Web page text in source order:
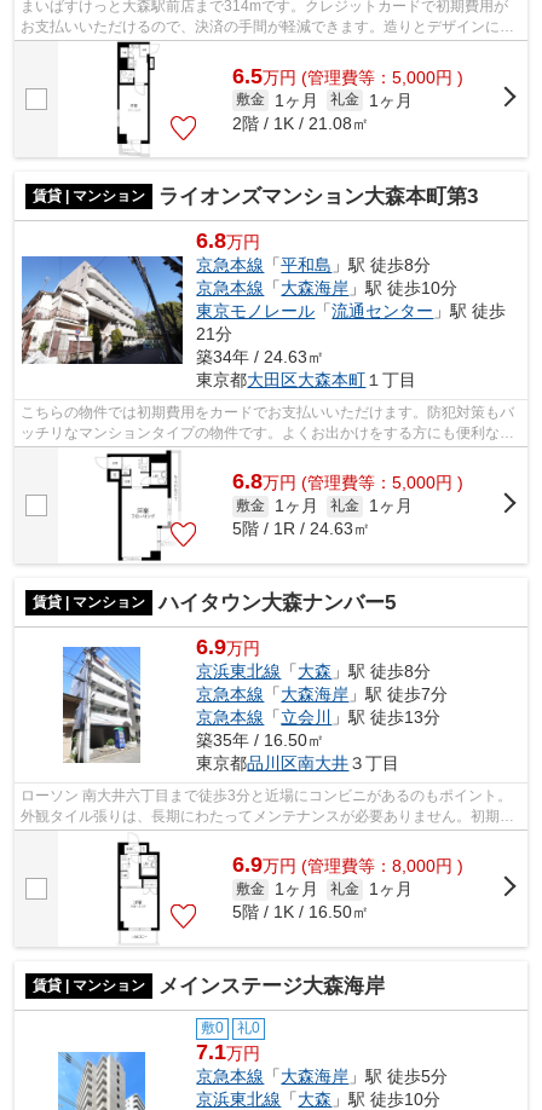
まいばすけっと大森駅前店まで314mです。クレジットカードで初期費用が
お支払いいただけるので、決済の手間が軽減できます。造りとデザインに関
して、自信をもって情報を提供できるマ...
6.5万円 (管理費等：5,000円 )
敷金 1ヶ月 礼金
1ヶ月
2階 / 1K / 21.08㎡
賃貸 | マンション ライオンズマンション大森本町第3
6.8万円
京急本線 「平和島 」駅 徒歩8分
京急本線 「大森海岸 」駅 徒歩10分
東京モノレール 「流通センター 」駅 徒歩
21分
築34年 / 24.63㎡
東京都大田区大森本町 １丁目
こちらの物件では初期費用をカードでお支払いいただけます。防犯対策もバ
ッチリなマンションタイプの物件です。よくお出かけをする方にも便利な、
2駅利用可能な物件です。駅から徒歩8...
6.8万円 (管理費等：5,000円 )
敷金 1ヶ月 礼金
1ヶ月
5階 / 1R / 24.63㎡
賃貸 | マンション ハイタウン大森ナンバー5
6.9万円
京浜東北線 「大森 」駅 徒歩8分
京急本線 「大森海岸 」駅 徒歩7分
京急本線 「立会川
」駅 徒歩13分
築35年 / 16.50㎡
東京都品川区南大井３丁目
ローソン 南大井六丁目まで徒歩3分と近場にコンビニがあるのもポイント。
外観タイル張りは、長期にわたってメンテナンスが必要ありません。初期費
用はカードで決済いただけます。駅ま...
6.9万円 (管理費等：8,000円 )
敷金 1ヶ月 礼金
1ヶ月
5階 / 1K / 16.50㎡
賃貸 | マンション メインステージ大森海岸
敷0 礼0
7.1万円
京急本線 「大森海岸 」駅 徒歩5分
京浜東北線 「大森 」駅 徒歩10分